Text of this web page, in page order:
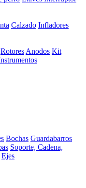
Calzado Infladores
Rotores Anodos Kit
Bochas Guardabarros
Soporte, Cadena,
Ejes